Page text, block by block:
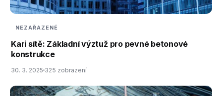
NEZAŘAZENÉ
Kari sítě: Základní výztuž pro pevné betonové
konstrukce
30. 3. 2025 325 zobrazení